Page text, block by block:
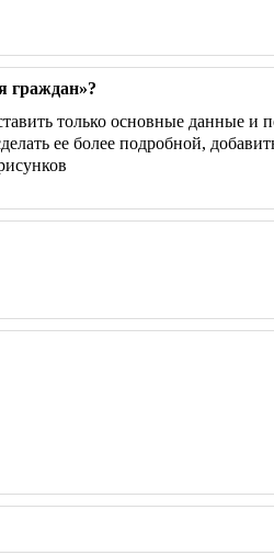
граждан»?
только основные данные и
ее более подробной,